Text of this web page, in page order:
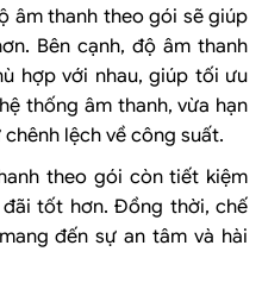
âm thanh theo gói sẽ giúp
Bên cạnh, độ âm thanh
hợp với nhau, giúp tối ưu
thống âm thanh, vừa hạn
lệch về công suất.
theo gói còn tiết kiệm
tốt hơn. Đồng thời, chế
đến sự an tâm và hài